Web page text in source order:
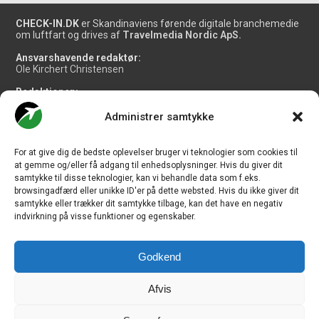
Administrer samtykke
For at give dig de bedste oplevelser bruger vi teknologier som cookies til
at gemme og/eller få adgang til enhedsoplysninger. Hvis du giver dit
samtykke til disse teknologier, kan vi behandle data som f.eks.
browsingadfærd eller unikke ID'er på dette websted. Hvis du ikke giver dit
samtykke eller trækker dit samtykke tilbage, kan det have en negativ
indvirkning på visse funktioner og egenskaber.
Godkend
Afvis
CHECK-IN.DK er Skandinaviens førende digitale branchemedie
om luftfart og drives af Travelmedia Nordic ApS.
Ansvarshavende redaktør:
Ole Kirchert Christensen
Redaktionen:
Christian Granhøj Skouboe
Henrik Baumgarten
Danny Longhi Andreasen
Salg og jobannoncer:
salg@travelmedianordic.com
Vi tager ansvar for indholdet og er tilmeldt